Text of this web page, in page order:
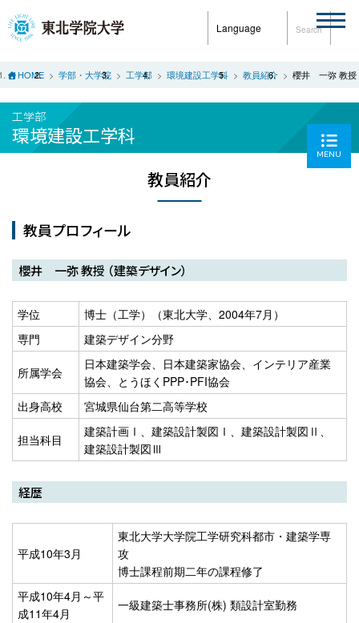
Language Search
HOME 学部・大学院 工学部 環境建設工学科 教員紹介 櫻井 一弥 教授
工学部
環境建設工学科
MENU
教員紹介
教員プロフィール
櫻井 一弥 教授 （建築デザイン）
学位
博士（工学）（東北大学、2004年7月）
専門
建築デザイン分野
所属学会
日本建築学会、日本建築家協会、インテリア産業
協会、とうほくPPP･PFI協会
出身高校
宮城県仙台第二高等学校
担当科目
建築計画Ⅰ、建築設計製図Ⅰ、建築設計製図Ⅱ、
建築設計製図Ⅲ
経歴
平成10年3月
東北大学大学院工学研究科都市・建築学専
攻
博士課程前期二年の課程修了
平成10年4月～平
成11年4月
一級建築士事務所(株) 類設計室勤務